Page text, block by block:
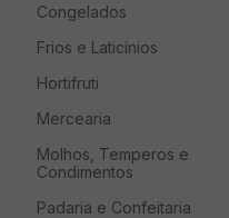
Congelados
Frios e Laticínios
Hortifruti
Mercearia
Molhos, Temperos e
Condimentos
Padaria e Confeitaria